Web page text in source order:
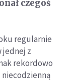
czegoś
regularnie
jednej z
rekordowo